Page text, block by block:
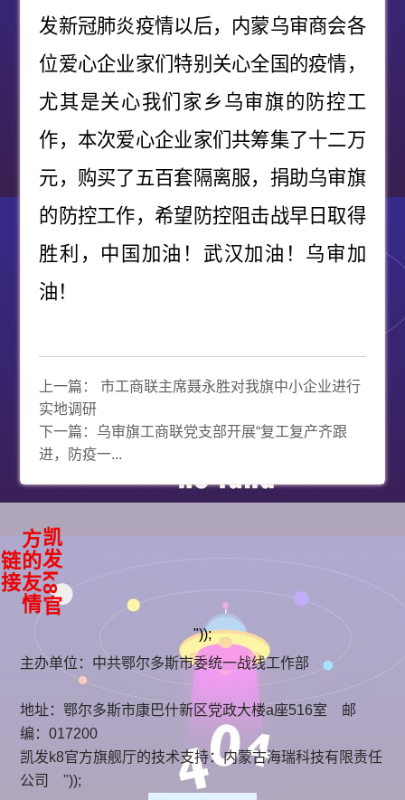
发新冠肺炎疫情以后，内蒙乌审商会各
位爱心企业家们特别关心全国的疫情，
尤其是关心我们家乡乌审旗的防控工
作，本次爱心企业家们共筹集了十二万
元，购买了五百套隔离服，捐助乌审旗
的防控工作，希望防控阻击战早日取得
胜利，中国加油！武汉加油！乌审加
油！
上一篇：市工商联主席聂永胜对我旗中小企业进行
实地调研
下一篇： 乌审旗工商联党支部开展“复工复产齐跟
进，防疫一...
凯
k
8
官
方
友
情
"));
主办单位：中共鄂尔多斯市委统一战线工作部
地址：鄂尔多斯市康巴什新区党政大楼a座516室 邮
编：017200
凯发k8官方旗舰厅的技术支持：内蒙古海瑞科技有限责任
公司
"));